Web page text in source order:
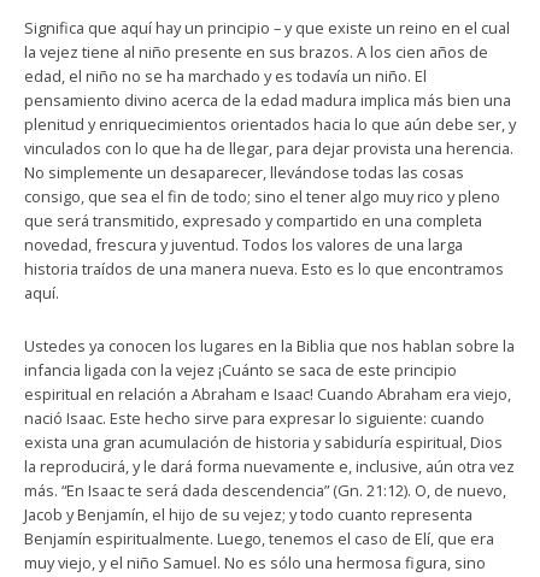
Significa que aquí hay un principio – y que existe un reino en el cual
la vejez tiene al niño presente en sus brazos. A los cien años de
edad, el niño no se ha marchado y es todavía un niño. El
pensamiento divino acerca de la edad madura implica más bien una
plenitud y enriquecimientos orientados hacia lo que aún debe ser, y
vinculados con lo que ha de llegar, para dejar provista una herencia.
No simplemente un desaparecer, llevándose todas las cosas
consigo, que sea el fin de todo; sino el tener algo muy rico y pleno
que será transmitido, expresado y compartido en una completa
novedad, frescura y juventud. Todos los valores de una larga
historia traídos de una manera nueva. Esto es lo que encontramos
aquí.
Ustedes ya conocen los lugares en la Biblia que nos hablan sobre la
infancia ligada con la vejez ¡Cuánto se saca de este principio
espiritual en relación a Abraham e Isaac! Cuando Abraham era viejo,
nació Isaac. Este hecho sirve para expresar lo siguiente: cuando
exista una gran acumulación de historia y sabiduría espiritual, Dios
la reproducirá, y le dará forma nuevamente e, inclusive, aún otra vez
más. “En Isaac te será dada descendencia” (Gn. 21:12). O, de nuevo,
Jacob y Benjamín, el hijo de su vejez; y todo cuanto representa
Benjamín espiritualmente. Luego, tenemos el caso de Elí, que era
muy viejo, y el niño Samuel. No es sólo una hermosa figura, sino